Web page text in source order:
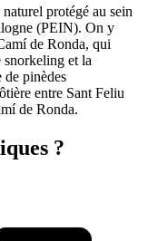
protégé au sein
(PEIN). On y
de Ronda, qui
et la
de pinèdes
entre Sant Feliu
de Ronda.
?